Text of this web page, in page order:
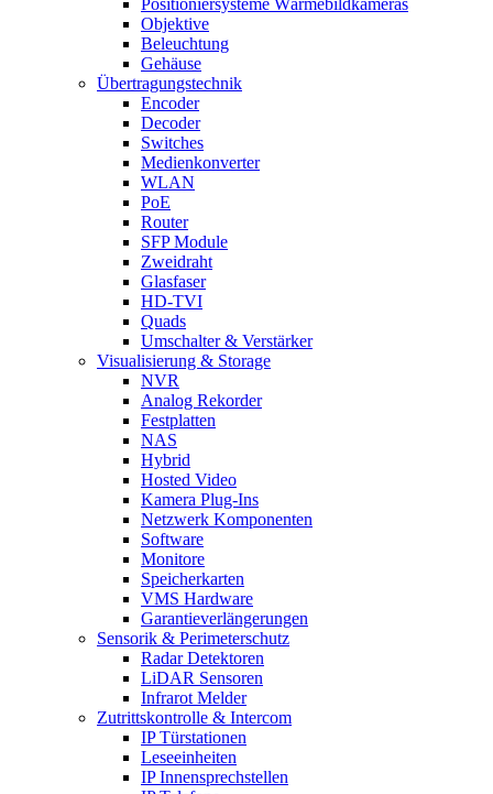
Positioniersysteme Wärmebildkameras
Objektive
Beleuchtung
Gehäuse
Übertragungstechnik
Encoder
Decoder
Switches
Medienkonverter
WLAN
PoE
Router
SFP Module
Zweidraht
Glasfaser
HD-TVI
Quads
Umschalter & Verstärker
Visualisierung & Storage
NVR
Analog Rekorder
Festplatten
NAS
Hybrid
Hosted Video
Kamera Plug-Ins
Netzwerk Komponenten
Software
Monitore
Speicherkarten
VMS Hardware
Garantieverlängerungen
Sensorik & Perimeterschutz
Radar Detektoren
LiDAR Sensoren
Infrarot Melder
Zutrittskontrolle & Intercom
IP Türstationen
Leseeinheiten
IP Innensprechstellen